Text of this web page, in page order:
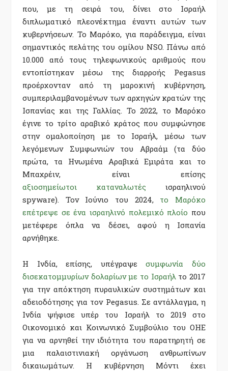
που, με τη σειρά του, δίνει στο Ισραήλ
διπλωματικό πλεονέκτημα έναντι αυτών των
κυβερνήσεων. Το Μαρόκο, για παράδειγμα, είναι
σημαντικός πελάτης του ομίλου NSO. Πάνω από
10.000 από τους τηλεφωνικούς αριθμούς που
εντοπίστηκαν μέσω της διαρροής Pegasus
προέρχονταν από τη μαροκινή κυβέρνηση,
συμπεριλαμβανομένων των αρχηγών κρατών της
Ισπανίας και της Γαλλίας. Το 2022, το Μαρόκο
έγινε το τρίτο αραβικό κράτος που συμφώνησε
στην ομαλοποίηση με το Ισραήλ, μέσω των
λεγόμενων Συμφωνιών του Αβραάμ (τα δύο
πρώτα, τα Ηνωμένα Αραβικά Εμιράτα και το
Μπαχρέιν, είναι επίσης
αξιοσημείωτοι καταναλωτές ισραηλινού
spyware). Τον Ιούνιο του 2024, το Μαρόκο
επέτρεψε σε ένα ισραηλινό πολεμικό πλοίο που
μετέφερε όπλα να δέσει, αφού η Ισπανία
αρνήθηκε.
Η Ινδία, επίσης, υπέγραψεσυμφωνία δύο
δισεκατομμυρίων δολαρίων με το Ισραήλ το 2017
για την απόκτηση πυραυλικών συστημάτων και
αδειοδότησης για τον Pegasus. Σε αντάλλαγμα, η
Ινδία ψήφισε υπέρ του Ισραήλ το 2019 στο
Οικονομικό και Κοινωνικό Συμβούλιο του ΟΗΕ
για να αρνηθεί την ιδιότητα του παρατηρητή σε
μια παλαιστινιακή οργάνωση ανθρωπίνων
δικαιωμάτων. Η κυβέρνηση Μόντι έχει